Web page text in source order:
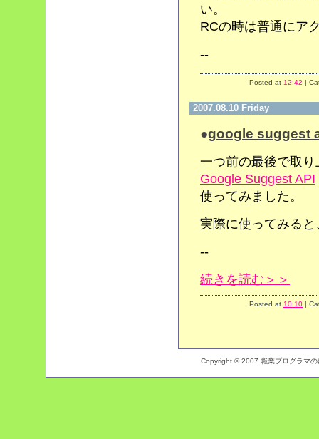
い。
RCの時は普通にア
--
Posted at 12:42 |
2007.08.10 Friday
●google suggest
一つ前の最後で取り
Google Suggest API
使ってみました。
実際に使ってみる
--
続きを読む＞＞
Posted at 10:10 |
Copyright © 2007 職業プログラマ